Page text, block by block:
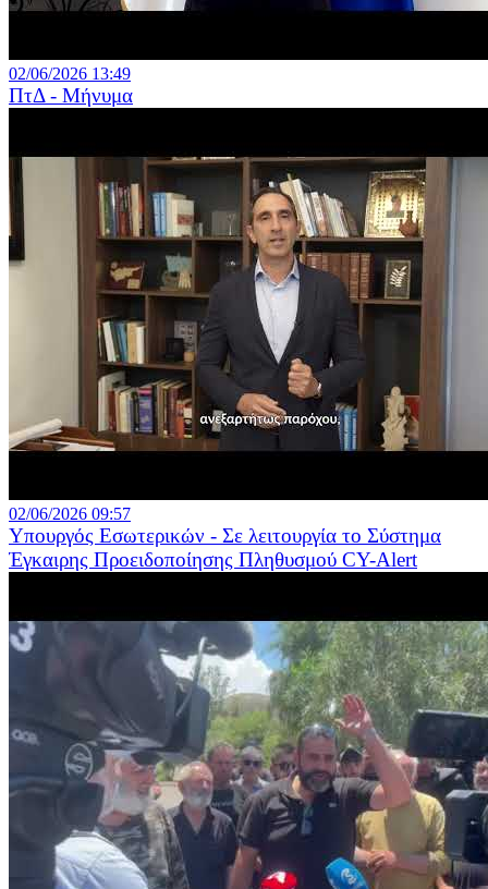
02/06/2026 13:49
ΠτΔ - Μήνυμα
02/06/2026 09:57
Υπουργός Εσωτερικών - Σε λειτουργία το Σύστημα
Έγκαιρης Προειδοποίησης Πληθυσμού CY-Alert